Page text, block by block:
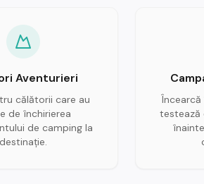
Aventurieri
călătorii care au
de închirierea
de camping la
destinație.
testează